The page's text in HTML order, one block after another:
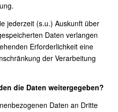
jederzeit (s.u.) Auskunft über
Daten verlangen
Erforderlichkeit eine
der Verarbeitung
die Daten weitergegeben?
Daten an Dritte